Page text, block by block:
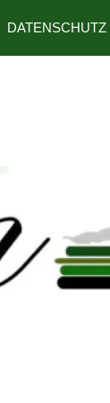
DATENSCHUTZ